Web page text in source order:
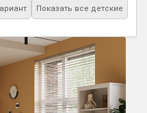
Показать все детские